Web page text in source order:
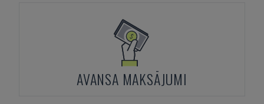
AVANSA MAKSĀJUMI